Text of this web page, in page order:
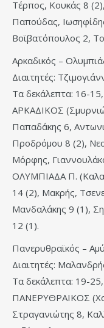
Τέρπος, Κουκάς 8
Παπούδας,
Βοϊβατόπουλος 2,
Αρκαδικός –
Διαιτητές:
Τα δεκάλεπτα: 16-
ΑΡΚΑΔΙΚΟΣ
Παπαδάκης 6,
Προδρόμου 8 (2),
Μόρφης,
ΟΛΥΜΠΙΑΔΑ Π.
14 (2), Μακρής,
Μανδαλάκης 9 (1),
12 (1).
Πανερυθραϊκός –
Διαιτητές:
Τα δεκάλεπτα: 19-
ΠΑΝΕΡΥΘΡΑΙΚΟΣ
Στραγανιώτης 8,